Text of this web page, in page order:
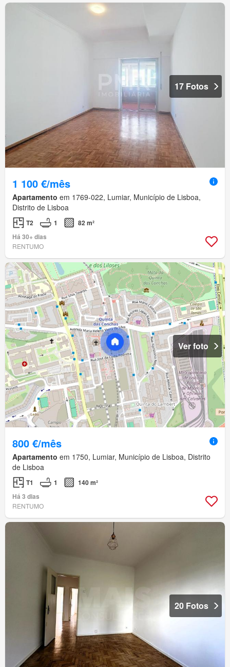
17 Fotos
1 100 €/mês
Apartamento em 1769-022, Lumiar, Município de Lisboa,
Distrito de Lisboa
T2 1
82 m²
Há 30+ dias
RENTUMO
Ver foto
800 €/mês
Apartamento em 1750, Lumiar, Município de Lisboa, Distrito
de Lisboa
T1 1
140 m²
Há 3 dias
RENTUMO
20 Fotos